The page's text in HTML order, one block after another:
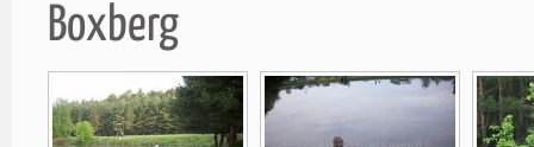
Boxberg